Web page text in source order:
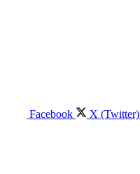
Facebook X (Twitter)